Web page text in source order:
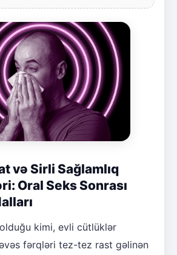
və Sirli Sağlamlıq
Oral Seks Sonrası
kimi, evli cütlüklər
fərqləri tez-tez rast gəlinən